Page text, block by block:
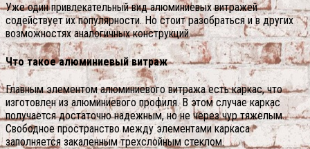
Уже один привлекательный вид алюминиевых витражей
содействует их популярности. Но стоит разобраться и в других
возможностях аналогичных конструкций.
Что такое алюминиевый витраж
Главным элементом алюминиевого витража есть каркас, что
изготовлен из алюминиевого профиля. В этом случае каркас
получается достаточно надежным, но не через чур тяжелым.
Свободное пространство между элементами каркаса
заполняется закаленным трехслойным стеклом.